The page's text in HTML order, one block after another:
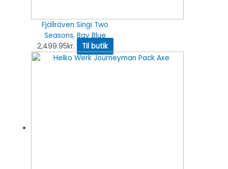
Fjällräven Singi Two
Seasons, Bay Blue
2,499.95kr. Til butik